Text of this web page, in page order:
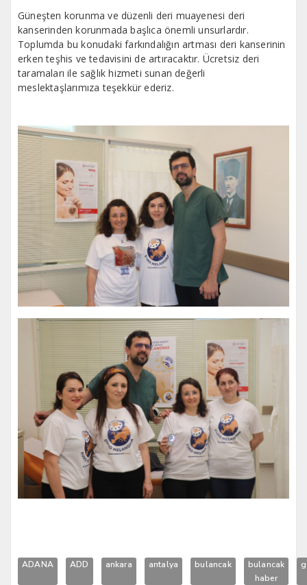
Güneşten korunma ve düzenli deri muayenesi deri
kanserinden korunmada başlıca önemli unsurlardır.
Toplumda bu konudaki farkındalığın artması deri kanserinin
erken teşhis ve tedavisini de artıracaktır. Ücretsiz deri
taramaları ile sağlık hizmeti sunan değerli
meslektaşlarımıza teşekkür ederiz.
ADANA ADD ankara antalya bulancak
bulancak
haber